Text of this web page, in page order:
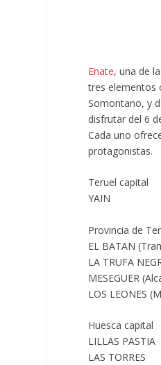
Enate, una de
tres elementos
Somontano, y
disfrutar del 6
Cada uno
protagonistas.
Teruel capital
YAIN
Provincia de
EL BATAN
LA TRUFA
MESEGUER
LOS LEONES
Huesca capital
LILLAS PASTIA
LAS TORRES